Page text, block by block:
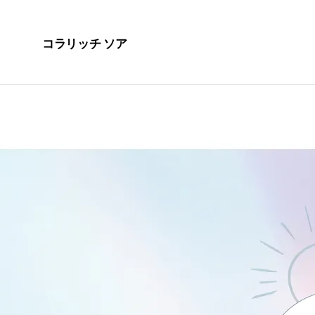
コラリッチ ソア